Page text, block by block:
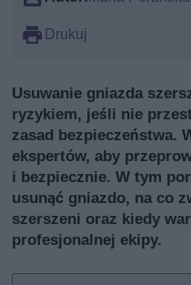
Drukuj
Usuwanie gniazda
ryzykiem, jeśli nie
zasad bezpieczeństwa.
ekspertów, aby
i bezpiecznie. W tym
usunąć gniazdo, na co
szerszeni oraz kiedy
profesjonalnej ekipy.